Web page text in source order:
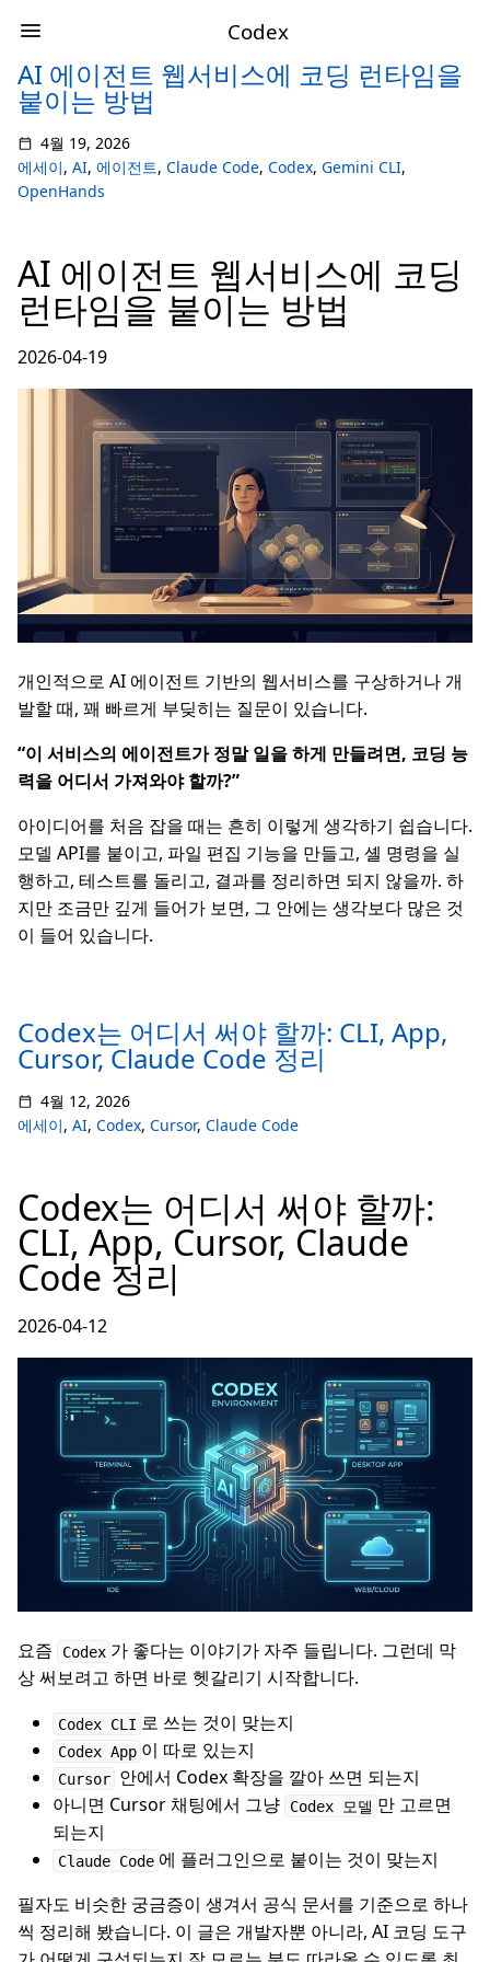
Codex
AI 에이전트 웹서비스에 코딩 런타임을
붙이는 방법
4월 19, 2026
에세이, AI, 에이전트, Claude Code, Codex, Gemini CLI,
OpenHands
AI 에이전트 웹서비스에 코딩
런타임을 붙이는 방법
2026-04-19
개인적으로 AI 에이전트 기반의 웹서비스를 구상하거나 개
발할 때, 꽤 빠르게 부딪히는 질문이 있습니다.
“이 서비스의 에이전트가 정말 일을 하게 만들려면, 코딩 능
력을 어디서 가져와야 할까?”
아이디어를 처음 잡을 때는 흔히 이렇게 생각하기 쉽습니다.
모델 API를 붙이고, 파일 편집 기능을 만들고, 셸 명령을 실
행하고, 테스트를 돌리고, 결과를 정리하면 되지 않을까. 하
지만 조금만 깊게 들어가 보면, 그 안에는 생각보다 많은 것
이 들어 있습니다.
Codex는 어디서 써야 할까: CLI, App,
Cursor, Claude Code 정리
4월 12, 2026
에세이, AI, Codex, Cursor, Claude Code
Codex는 어디서 써야 할까:
CLI, App, Cursor, Claude
Code 정리
2026-04-12
요즘 Codex 가 좋다는 이야기가 자주 들립니다. 그런데 막
상 써보려고 하면 바로 헷갈리기 시작합니다.
Codex CLI 로 쓰는 것이 맞는지
Codex App 이 따로 있는지
Cursor 안에서 Codex 확장을 깔아 쓰면 되는지
아니면 Cursor 채팅에서 그냥
Codex 모델 만 고르면
되는지
Claude Code 에 플러그인으로 붙이는 것이 맞는지
필자도 비슷한 궁금증이 생겨서 공식 문서를 기준으로 하나
씩 정리해 봤습니다. 이 글은 개발자뿐 아니라, AI 코딩 도구